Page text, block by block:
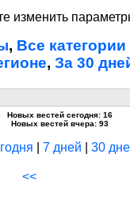
изменить
, Все
, За 30
Новых вестей сегодня: 16
Новых вестей вчера: 93
7 дней 30
<<